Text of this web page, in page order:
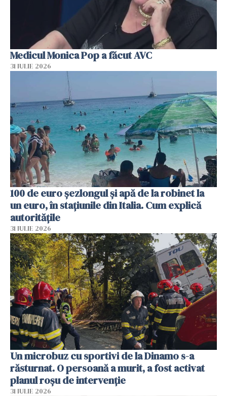
Medicul Monica Pop a făcut AVC
31 IULIE 2026
100 de euro șezlongul și apă de la robinet la
un euro, în stațiunile din Italia. Cum explică
autoritățile
31 IULIE 2026
Un microbuz cu sportivi de la Dinamo s-a
răsturnat. O persoană a murit, a fost activat
planul roșu de intervenție
31 IULIE 2026